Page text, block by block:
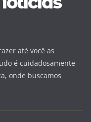
até você as
é cuidadosamente
onde buscamos